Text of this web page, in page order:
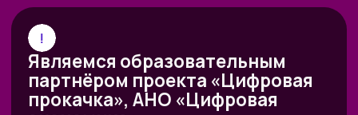
ПОЛУЧИТЬ:
01
Гайд «6+ способов заработка
на нейросетях»